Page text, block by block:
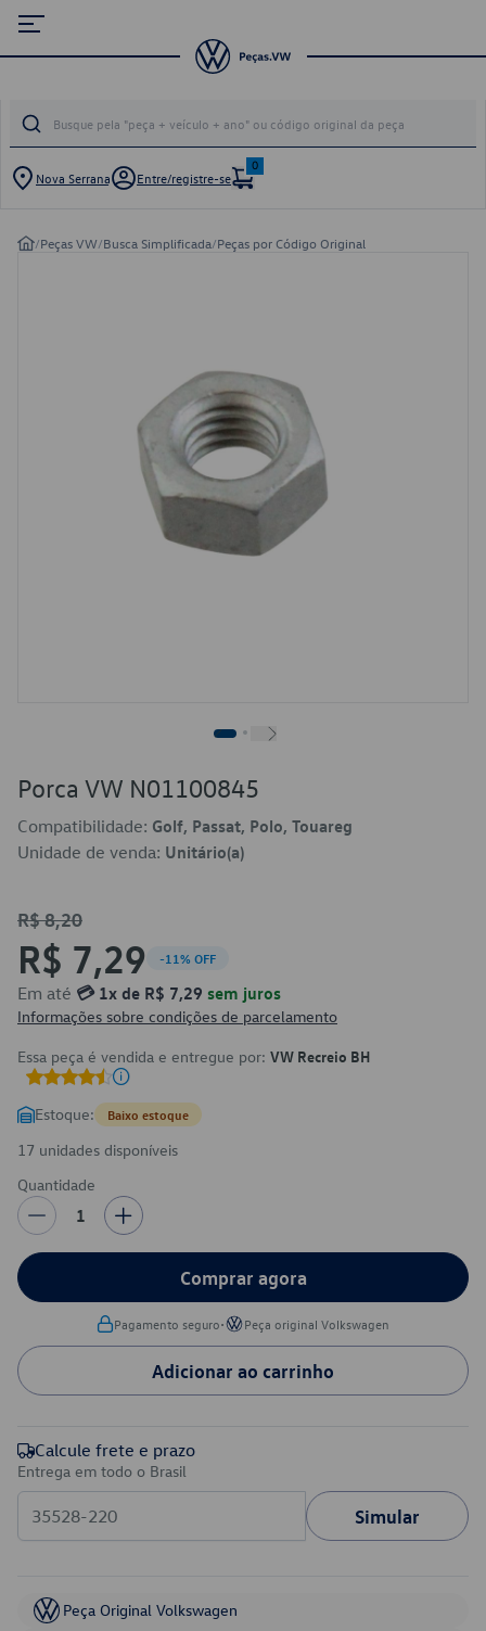
Nova Serrana Entre/registre-se
0
/Peças VW/Busca Simplificada/Peças por Código Original
Porca VW N01100845
Compatibilidade: Golf, Passat, Polo, Touareg
Unidade de venda: Unitário(a)
R$ 8,20
R$ 7,29 -11% OFF
Em até 💳 1x de R$ 7,29 sem juros
Informações sobre condições de parcelamento
Essa peça é vendida e entregue por: VW Recreio BH
Estoque: Baixo estoque
17 unidades disponíveis
Quantidade
1
Comprar agora
Pagamento seguro• Peça original Volkswagen
Adicionar ao carrinho
Calcule frete e prazo
Entrega em todo o Brasil
Simular
Peça Original Volkswagen